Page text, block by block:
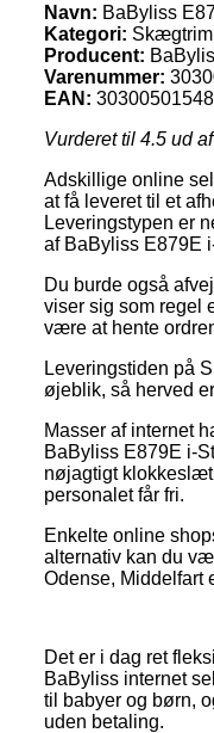
Navn: BaByliss
Kategori:
Producent:
Varenummer:
EAN:
Vurderet til 4.5 ud
Adskillige online
at få leveret til et
Leveringstypen er
af BaByliss E879E
Du burde også
viser sig som regel
være at hente
Leveringstiden på
øjeblik, så herved
Masser af internet
BaByliss E879E i-
nøjagtigt
personalet får fri.
Enkelte online
alternativ kan du
Odense, Middelfart
Det er i dag ret
BaByliss internet
til babyer og børn,
uden betaling.